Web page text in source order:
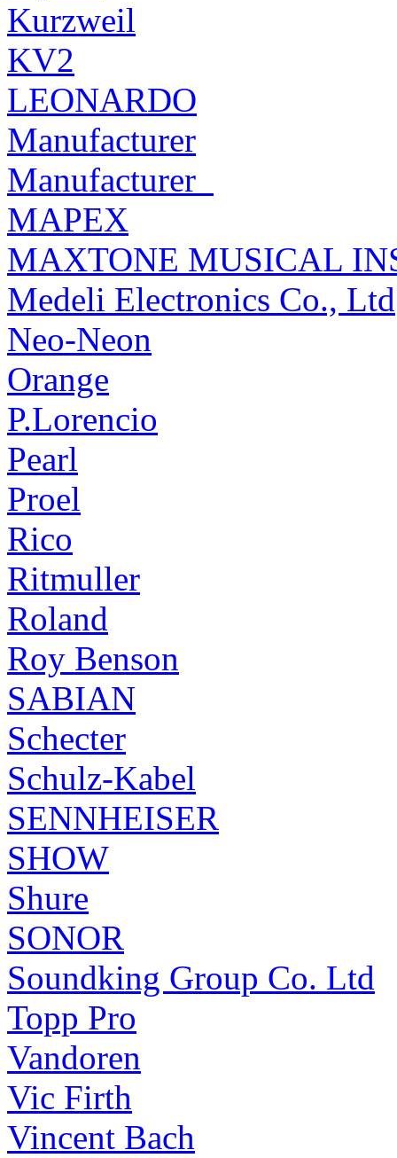
Kurzweil
KV2
LEONARDO
Manufacturer
Manufacturer_
MAPEX
MAXTONE MUSICAL
Medeli Electronics Co., Ltd
Neo-Neon
Orange
P.Lorencio
Pearl
Proel
Rico
Ritmuller
Roland
Roy Benson
SABIAN
Schecter
Schulz-Kabel
SENNHEISER
SHOW
Shure
SONOR
Soundking Group Co. Ltd
Topp Pro
Vandoren
Vic Firth
Vincent Bach